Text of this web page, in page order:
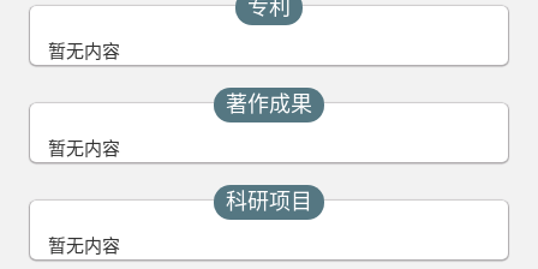
专利
暂无内容
著作成果
暂无内容
科研项目
暂无内容